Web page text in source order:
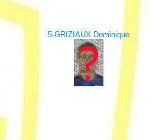
5-GRIZIAUX Dominique